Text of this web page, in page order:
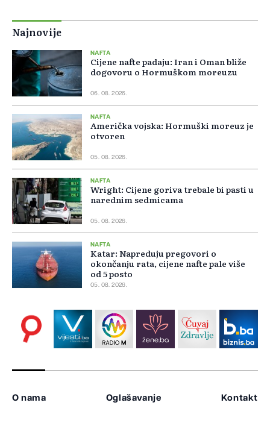
Najnovije
NAFTA
Cijene nafte padaju: Iran i Oman bliže
dogovoru o Hormuškom moreuzu
06. 08. 2026.
NAFTA
Američka vojska: Hormuški moreuz je
otvoren
05. 08. 2026.
NAFTA
Wright: Cijene goriva trebale bi pasti u
narednim sedmicama
05. 08. 2026.
NAFTA
Katar: Napreduju pregovori o
okončanju rata, cijene nafte pale više
od 5 posto
05. 08. 2026.
O nama Oglašavanje Kontakt